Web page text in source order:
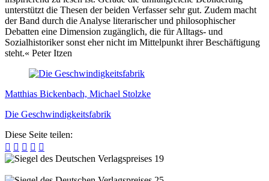
unterstützt die Thesen der beiden Verfasser sehr gut. Zudem macht
der Band durch die Analyse literarischer und philosophischer
Debatten eine Dimension zugänglich, die für Alltags- und
Sozialhistoriker sonst eher nicht im Mittelpunkt ihrer Beschäftigung
steht.« Peter Itzen
Matthias Bickenbach, Michael Stolzke
Die Geschwindigkeitsfabrik
Diese Seite teilen:
    